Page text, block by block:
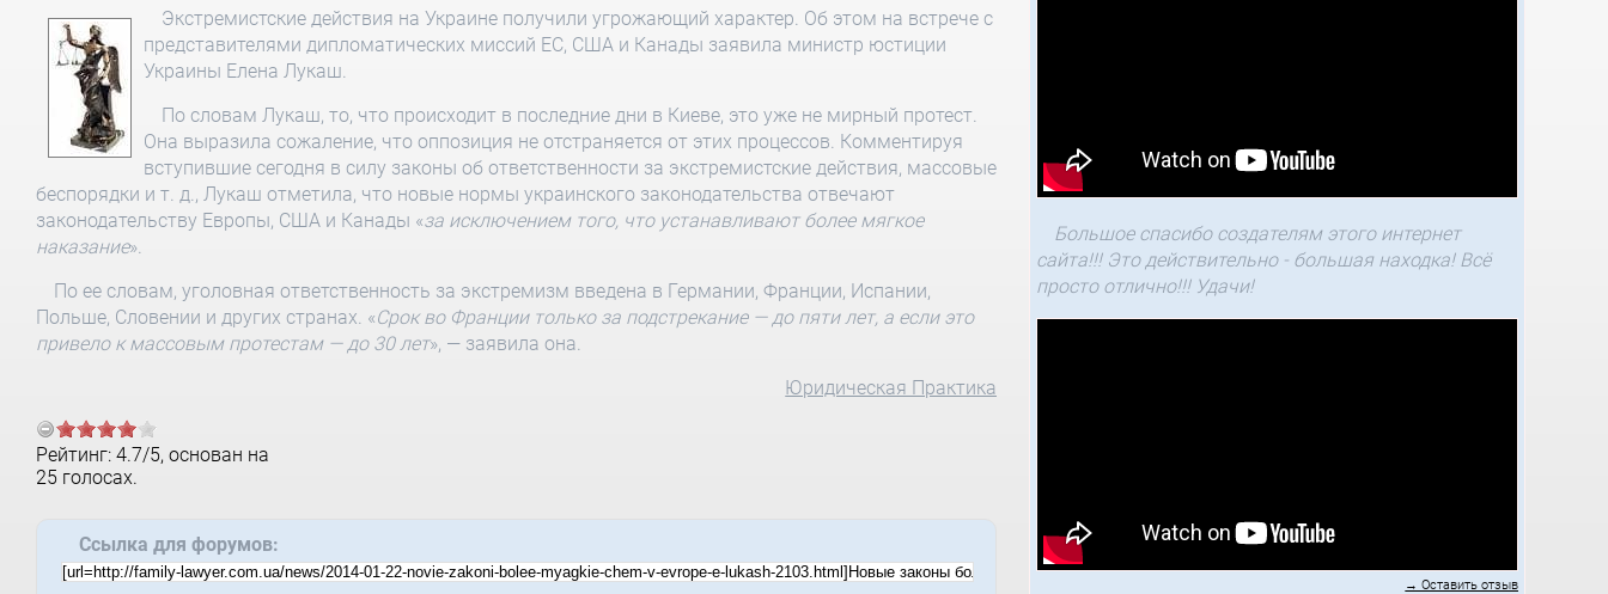
Экстремистские действия на Украине получили угрожающий характер. Об этом на встрече с
представителями дипломатических миссий ЕС, США и Канады заявила министр юстиции
Украины Елена Лукаш.
По словам Лукаш, то, что происходит в последние дни в Киеве, это уже не мирный протест.
Она выразила сожаление, что оппозиция не отстраняется от этих процессов. Комментируя
вступившие сегодня в силу законы об ответственности за экстремистские действия, массовые
беспорядки и т. д., Лукаш отметила, что новые нормы украинского законодательства отвечают
законодательству Европы, США и Канады «за исключением того, что устанавливают более мягкое
наказание».
По ее словам, уголовная ответственность за экстремизм введена в Германии, Франции, Испании,
Польше, Словении и других странах. «Срок во Франции только за подстрекание — до пяти лет, а если это
привело к массовым протестам — до 30 лет», — заявила она.
Юридическая Практика
Рейтинг: 4.7/5, основан на
25голосах.
Ссылка для форумов:
Большое спасибо создателям этого интернет
сайта!!! Это действительно - большая находка! Всё
просто отлично!!! Удачи!
→ Оставить отзыв